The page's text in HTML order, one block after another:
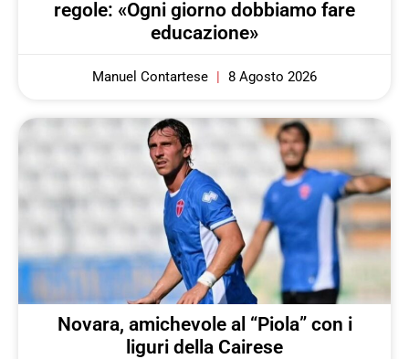
regole: «Ogni giorno dobbiamo fare
educazione»
Manuel Contartese 8 Agosto 2026
Novara, amichevole al “Piola” con i
liguri della Cairese